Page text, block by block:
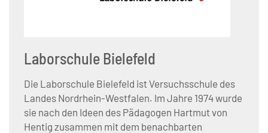
Laborschule Bielefeld
Die Laborschule Bielefeld ist Versuchsschule des
Landes Nordrhein-Westfalen. Im Jahre 1974 wurde
sie nach den Ideen des Pädagogen Hartmut von
Hentig zusammen mit dem benachbarten